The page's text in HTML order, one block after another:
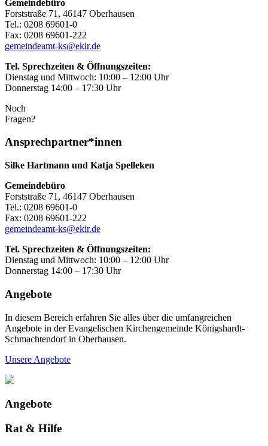
Gemeindebüro
Forststraße 71, 46147 Oberhausen
Tel.: 0208 69601-0
Fax: 0208 69601-222
gemeindeamt-ks@ekir.de
Tel. Sprechzeiten & Öffnungszeiten:
Dienstag und Mittwoch: 10:00 – 12:00 Uhr
Donnerstag 14:00 – 17:30 Uhr
Noch
Fragen?
Ansprechpartner*innen
Silke Hartmann und Katja Spelleken
Gemeindebüro
Forststraße 71, 46147 Oberhausen
Tel.: 0208 69601-0
Fax: 0208 69601-222
gemeindeamt-ks@ekir.de
Tel. Sprechzeiten & Öffnungszeiten:
Dienstag und Mittwoch: 10:00 – 12:00 Uhr
Donnerstag 14:00 – 17:30 Uhr
Angebote
In diesem Bereich erfahren Sie alles über die umfangreichen
Angebote in der Evangelischen Kirchengemeinde Königshardt-
Schmachtendorf in Oberhausen.
Unsere Angebote
Angebote
Rat & Hilfe